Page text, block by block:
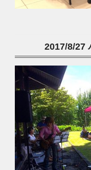
2017/8/27